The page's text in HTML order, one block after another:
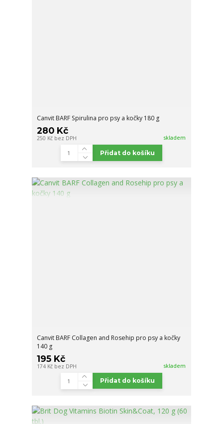
Canvit BARF Spirulina pro psy a kočky 180 g
280 Kč
250 Kč bez DPH skladem
Přidat do košíku
Canvit BARF Collagen and Rosehip pro psy a kočky
140 g
195 Kč
174 Kč bez DPH skladem
Přidat do košíku